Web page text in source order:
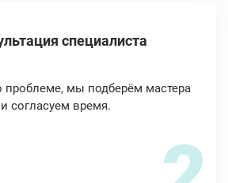
специалиста
проблеме, мы подберём мастера
согласуем время.